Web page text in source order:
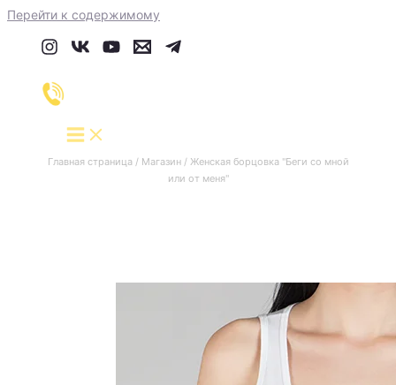
Перейти к содержимому
Главная страница/ Магазин/ Женская борцовка "Беги со мной
или от меня"